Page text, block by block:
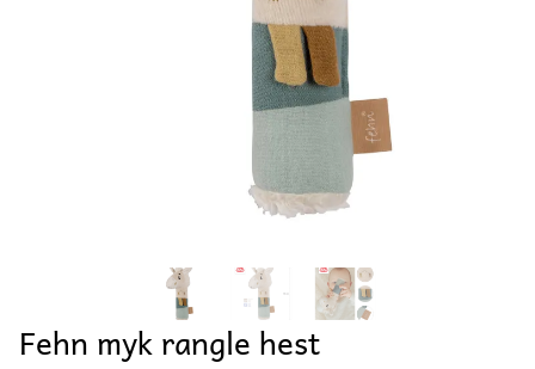
Fehn myk rangle hest